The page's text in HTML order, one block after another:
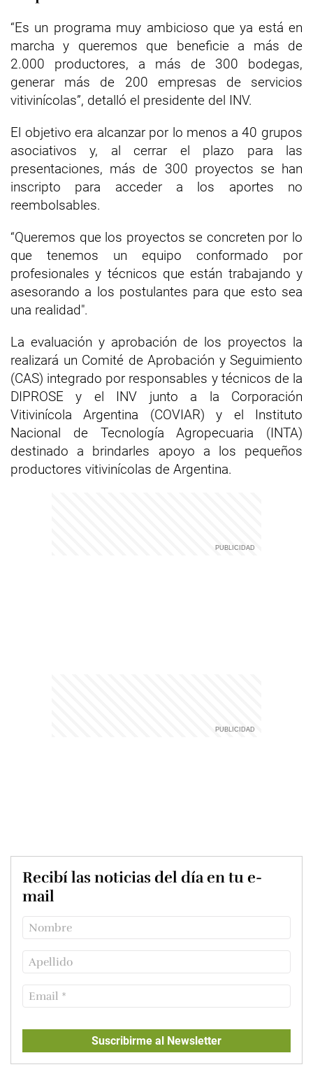
“Es un programa muy ambicioso que ya está en
marcha y queremos que beneficie a más de
2.000 productores, a más de 300 bodegas,
generar más de 200 empresas de servicios
vitivinícolas”, detalló el presidente del INV.
El objetivo era alcanzar por lo menos a 40 grupos
asociativos y, al cerrar el plazo para las
presentaciones, más de 300 proyectos se han
inscripto para acceder a los aportes no
reembolsables.
“Queremos que los proyectos se concreten por lo
que tenemos un equipo conformado por
profesionales y técnicos que están trabajando y
asesorando a los postulantes para que esto sea
una realidad".
La evaluación y aprobación de los proyectos la
realizará un Comité de Aprobación y Seguimiento
(CAS) integrado por responsables y técnicos de la
DIPROSE y el INV junto a la Corporación
Vitivinícola Argentina (COVIAR) y el Instituto
Nacional de Tecnología Agropecuaria (INTA)
destinado a brindarles apoyo a los pequeños
productores vitivinícolas de Argentina.
Recibí las noticias del día en tu e-
mail
Suscribirme al Newsletter